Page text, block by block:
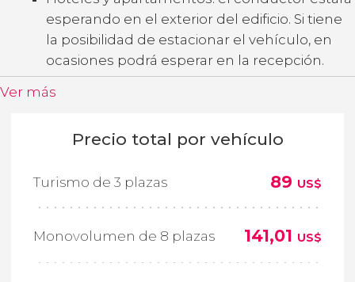
esperando en el exterior del edificio. Si tiene
la posibilidad de estacionar el vehículo, en
ocasiones podrá esperar en la recepción.
Ver más
Precio total por vehículo
Turismo de 3 plazas 89 US$
Monovolumen de 8 plazas 141,01 US$